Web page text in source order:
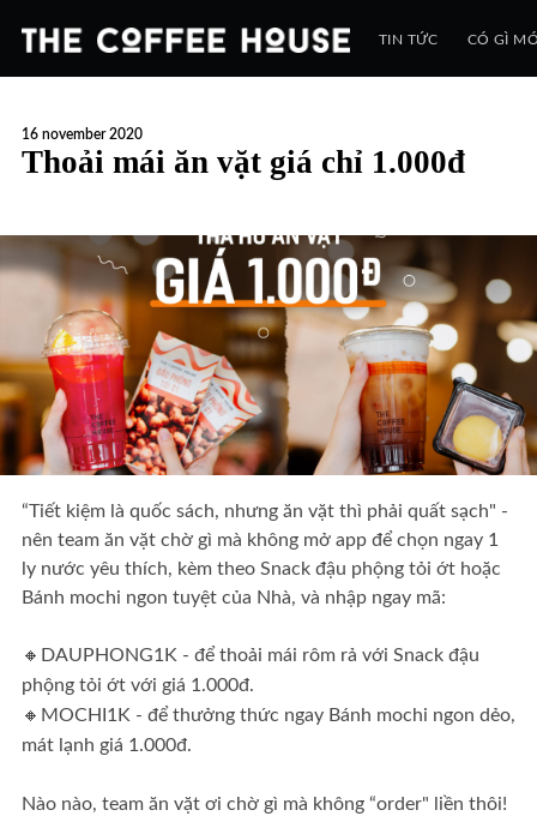
TIN TỨC CÓ GÌ
16 november 2020
Thoải mái ăn vặt giá chỉ 1.000đ
“Tiết kiệm là quốc sách, nhưng ăn vặt thì phải quất sạch" -
nên team ăn vặt chờ gì mà không mở app để chọn ngay 1
ly nước yêu thích, kèm theo Snack đậu phộng tỏi ớt hoặc
Bánh mochi ngon tuyệt của Nhà, và nhập ngay mã:
🔸DAUPHONG1K - để thoải mái rôm rả với Snack đậu
phộng tỏi ớt với giá 1.000đ.
🔸MOCHI1K - để thưởng thức ngay Bánh mochi ngon dẻo,
mát lạnh giá 1.000đ.
Nào nào, team ăn vặt ơi chờ gì mà không “order" liền thôi!